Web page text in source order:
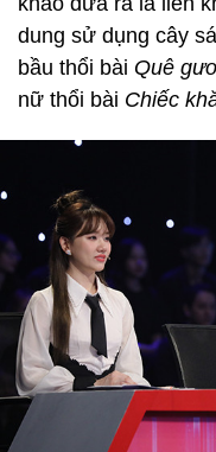
dung sử dụng cây
bầu thổi bài Quê
nữ thổi bài Chiếc